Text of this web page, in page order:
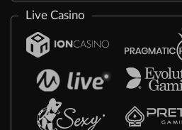
Live Casino